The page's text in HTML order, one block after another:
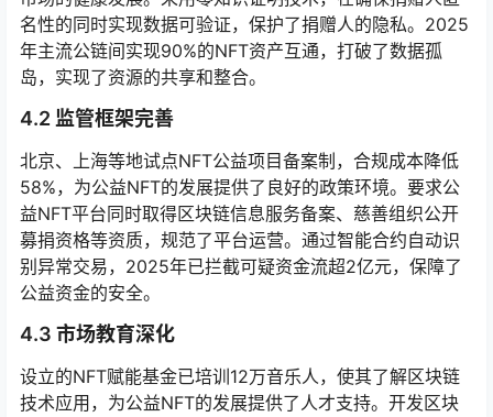
名性的同时实现数据可验证，保护了捐赠人的隐私。2025
年主流公链间实现90%的NFT资产互通，打破了数据孤
岛，实现了资源的共享和整合。
4.2 监管框架完善
北京、上海等地试点NFT公益项目备案制，合规成本降低
58%，为公益NFT的发展提供了良好的政策环境。要求公
益NFT平台同时取得区块链信息服务备案、慈善组织公开
募捐资格等资质，规范了平台运营。通过智能合约自动识
别异常交易，2025年已拦截可疑资金流超2亿元，保障了
公益资金的安全。
4.3 市场教育深化
设立的NFT赋能基金已培训12万音乐人，使其了解区块链
技术应用，为公益NFT的发展提供了人才支持。开发区块